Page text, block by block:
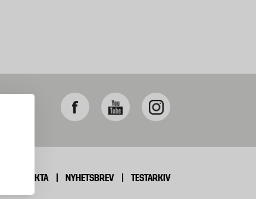
OM TESTFAKTA NYHETSBREV TESTARKIV